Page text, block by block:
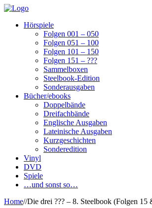
Hörspiele
Folgen 001 – 050
Folgen 051 – 100
Folgen 101 – 150
Folgen 151 – ???
Sammelboxen
Steelbook-Edition
Sonderausgaben
Bücher/ebooks
Doppelbände
Dreifachbände
Englische Ausgaben
Lateinische Ausgaben
Kurzgeschichten
Sonderedition
Vinyl
DVD
Spiele
…und sonst so…
Home//Die drei ??? – 8. Steelbook (Folgen 15